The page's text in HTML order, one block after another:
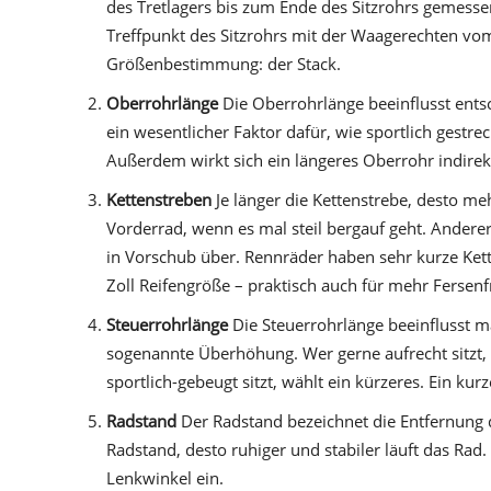
des Tret­lagers bis zum Ende des Sitzrohrs
Treffpunkt des Sitzrohrs mit der Waagerechten
Größenbestimmung: der Stack.
Oberrohrlänge Die Oberrohrlänge beeinflusst
ein wesentlicher Faktor dafür, wie sportlich
Außerdem wirkt sich ein längeres Oberrohr
Kettenstreben Je länger die Kettenstrebe, desto
Vorderrad, wenn es mal steil bergauf geht.
in Vorschub über. Rennräder haben sehr kurze
Zoll Reifengröße – praktisch auch für mehr
Steuerrohrlänge Die Steuerrohrlänge beeinflusst
sogenannte Überhöhung. Wer gerne aufrecht
sportlich-gebeugt sitzt, wählt ein kürzeres. Ein
Radstand Der Radstand bezeichnet die
Radstand, desto ruhiger und stabiler läuft das
Lenkwinkel ein.